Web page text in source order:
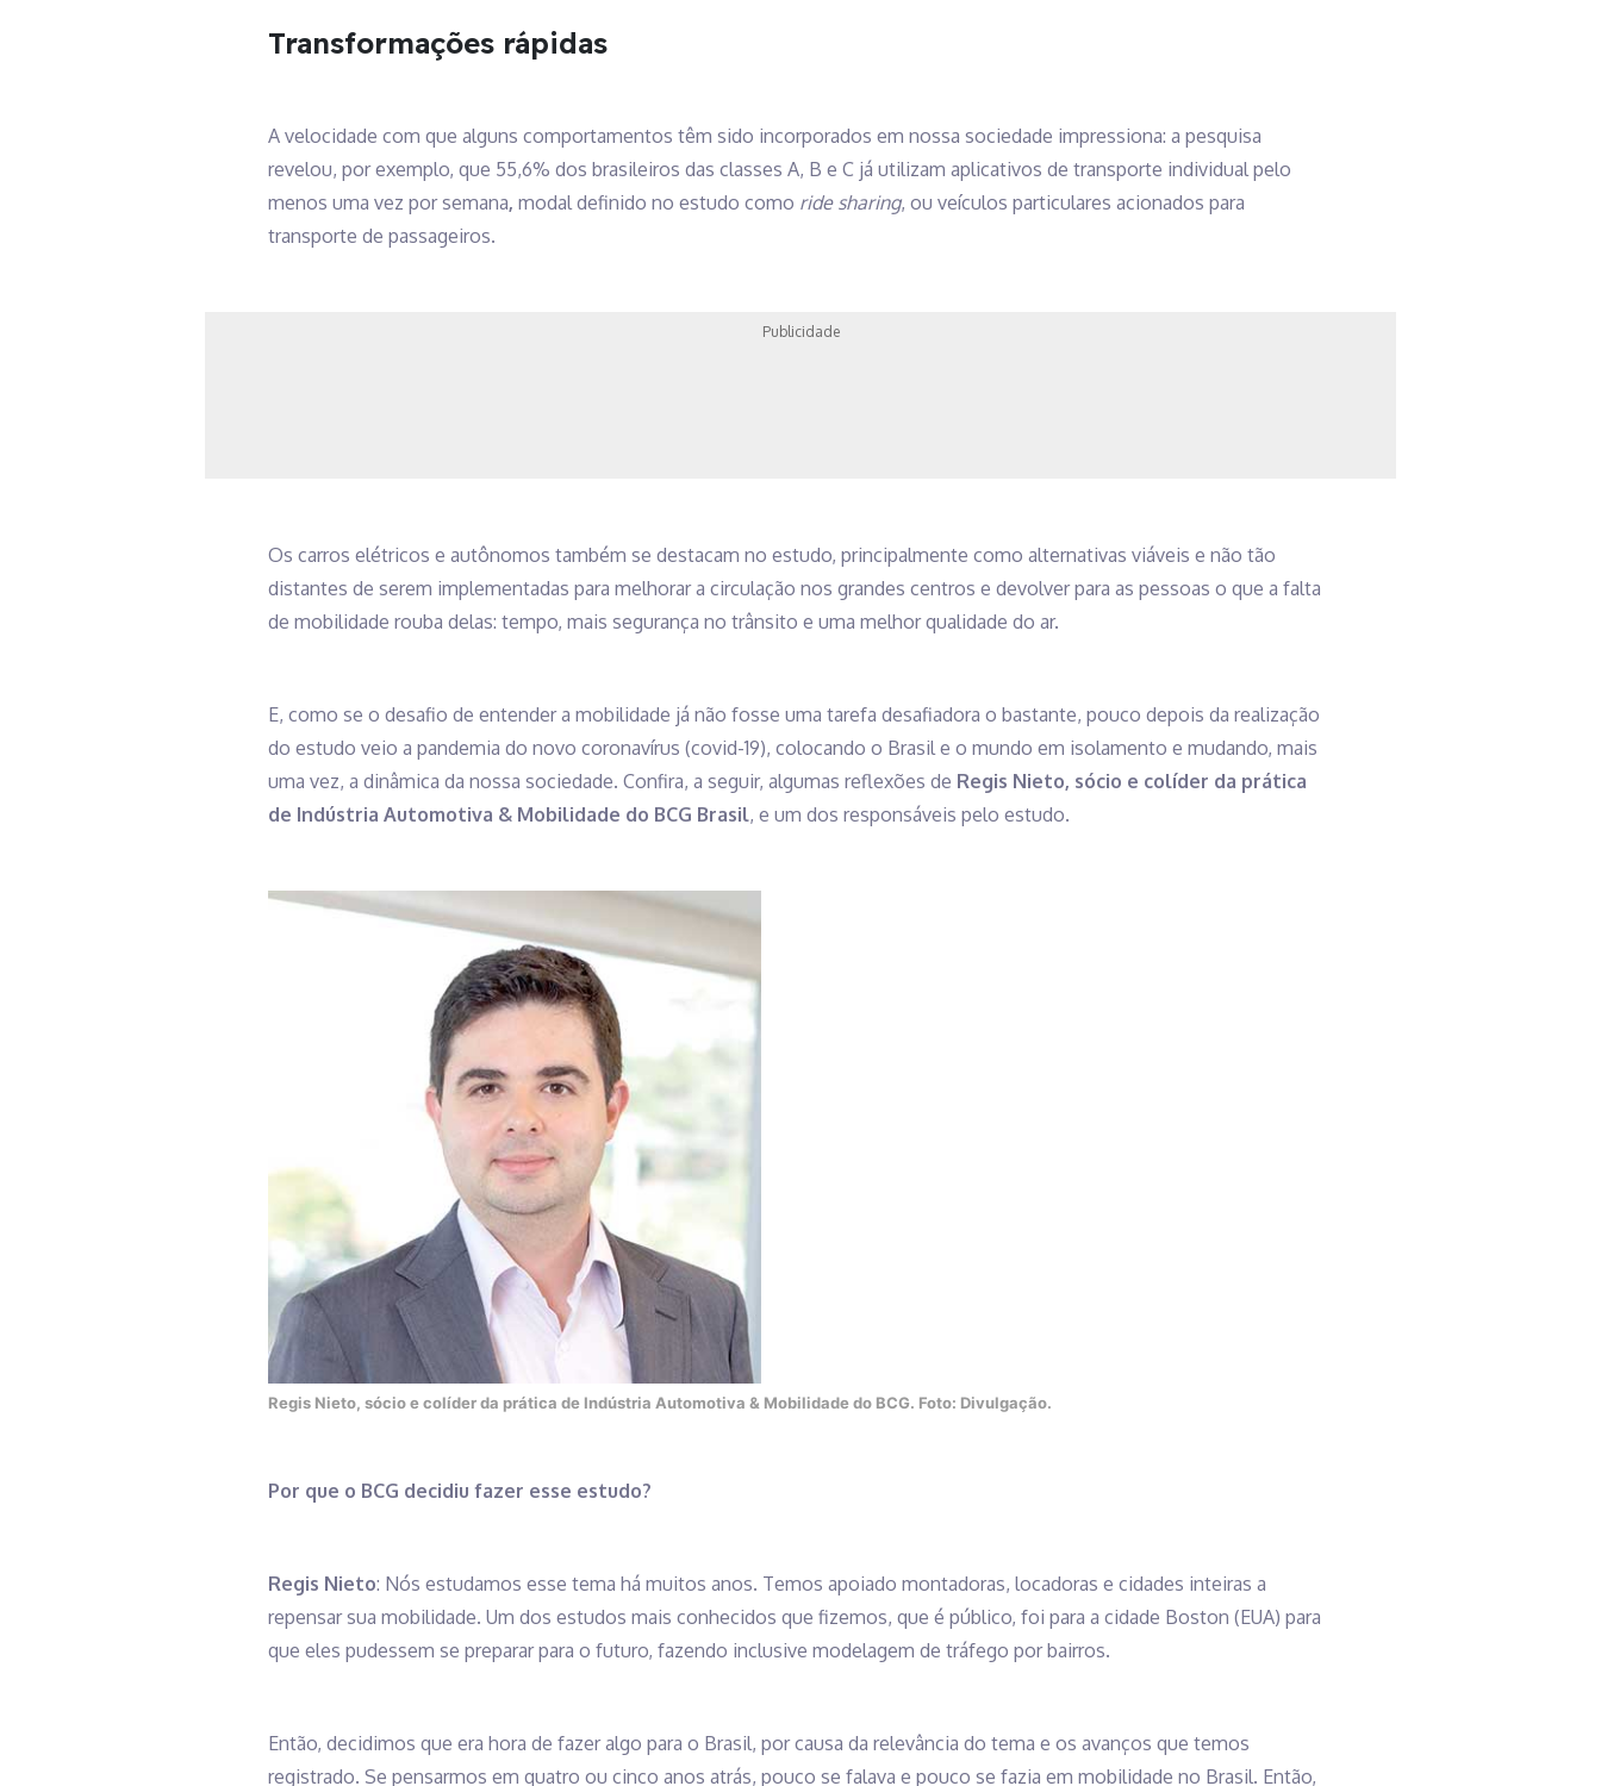
Transformações rápidas
A velocidade com que alguns comportamentos têm sido incorporados em nossa sociedade impressiona: a pesquisa
revelou, por exemplo, que 55,6% dos brasileiros das classes A, B e C já utilizam aplicativos de transporte individual pelo
menos uma vez por semana, modal definido no estudo como ride sharing, ou veículos particulares acionados para
transporte de passageiros.
Publicidade
Os carros elétricos e autônomos também se destacam no estudo, principalmente como alternativas viáveis e não tão
distantes de serem implementadas para melhorar a circulação nos grandes centros e devolver para as pessoas o que a falta
de mobilidade rouba delas: tempo, mais segurança no trânsito e uma melhor qualidade do ar.
E, como se o desafio de entender a mobilidade já não fosse uma tarefa desafiadora o bastante, pouco depois da realização
do estudo veio a pandemia do novo coronavírus (covid-19), colocando o Brasil e o mundo em isolamento e mudando, mais
uma vez, a dinâmica da nossa sociedade. Confira, a seguir, algumas reflexões de Regis Nieto, sócio e colíder da prática
de Indústria Automotiva & Mobilidade do BCG Brasil, e um dos responsáveis pelo estudo.
Regis Nieto, sócio e colíder da prática de Indústria Automotiva & Mobilidade do BCG. Foto: Divulgação.
Por que o BCG decidiu fazer esse estudo?
Regis Nieto: Nós estudamos esse tema há muitos anos. Temos apoiado montadoras, locadoras e cidades inteiras a
repensar sua mobilidade. Um dos estudos mais conhecidos que fizemos, que é público, foi para a cidade Boston (EUA) para
que eles pudessem se preparar para o futuro, fazendo inclusive modelagem de tráfego por bairros.
Então, decidimos que era hora de fazer algo para o Brasil, por causa da relevância do tema e os avanços que temos
registrado. Se pensarmos em quatro ou cinco anos atrás, pouco se falava e pouco se fazia em mobilidade no Brasil. Então,